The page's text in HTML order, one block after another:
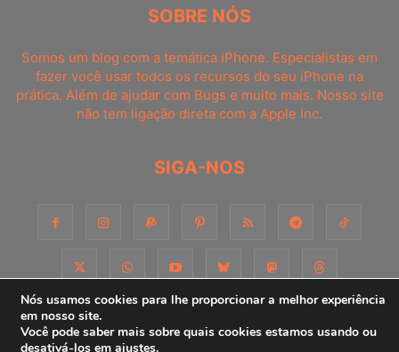
SOBRE NÓS
Somos um blog com a temática iPhone. Especialistas em
fazer você usar todos os recursos do seu iPhone na
prática. Além de ajudar com Bugs e muito mais. Nosso site
não tem ligação direta com a Apple Inc.
SIGA-NOS
Sobre Contato Apoie-nos!
Nós usamos cookies para lhe proporcionar a melhor experiência
em nosso site.
Você pode saber mais sobre quais cookies estamos usando ou
desativá-los em ajustes.